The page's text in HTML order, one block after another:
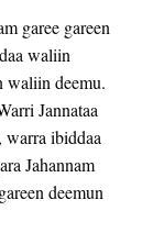
garee gareen
waliin
waliin deemu.
Jannataa
warra ibiddaa
Jahannam
deemun